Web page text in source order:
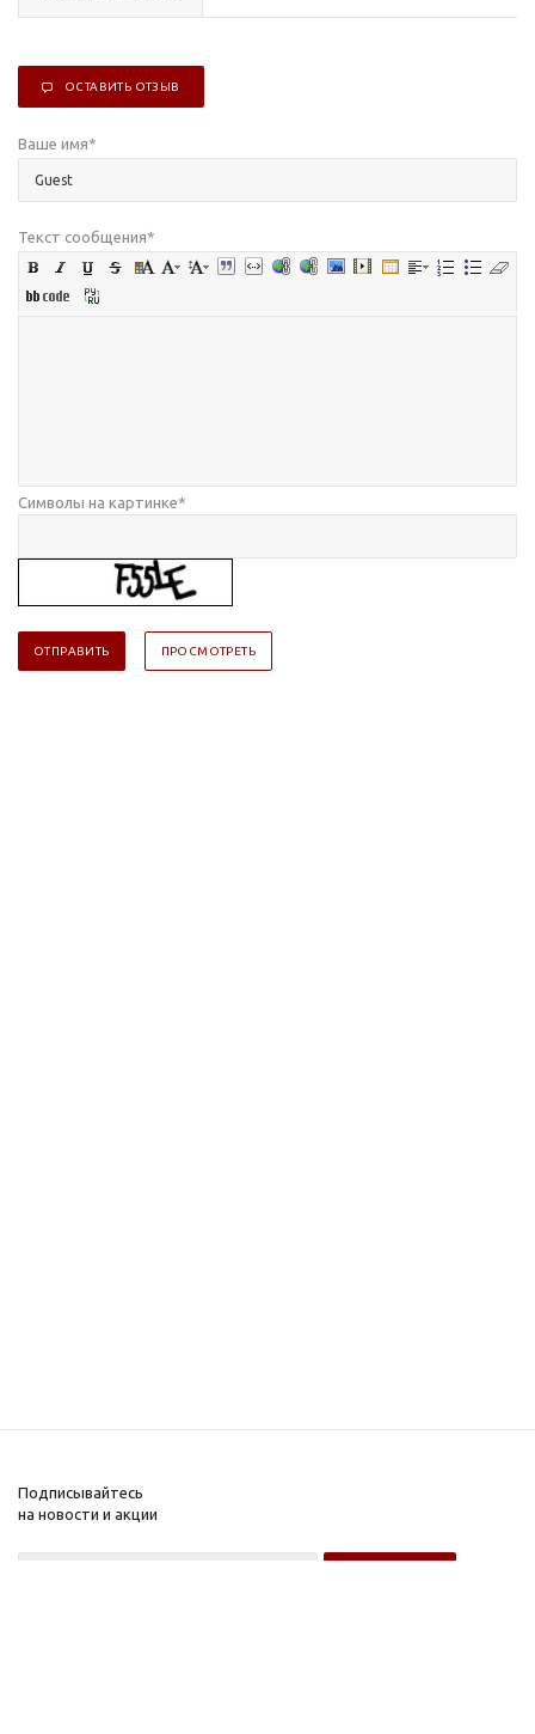
ОСТАВИТЬ ОТЗЫВ
Ваше имя*
Текст сообщения*
Символы на картинке*
Подписывайтесь
на новости и акции